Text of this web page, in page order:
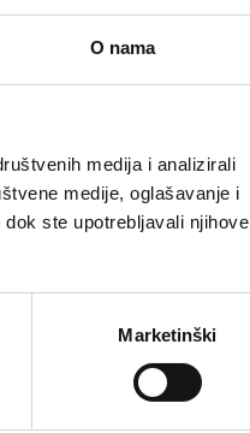
O nama
medija i analizirali
medije, oglašavanje i
ste upotrebljavali njihove
Marketinški